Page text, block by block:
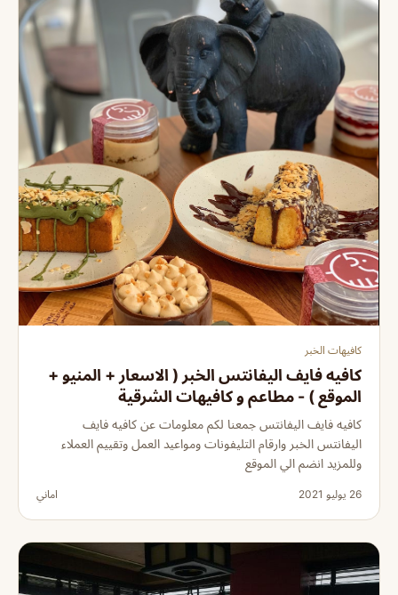
كافيهات الخبر
كافيه فايف اليفانتس الخبر ( الاسعار + المنيو +
الموقع ) - مطاعم و كافيهات الشرقية
كافيه فايف اليفانتس جمعنا لكم معلومات عن كافيه فايف
اليفانتس الخبر وارقام التليفونات ومواعيد العمل وتقييم العملاء
وللمزيد انضم الي الموقع
26 يوليو 2021 اماني